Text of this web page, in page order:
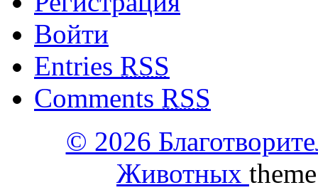
Войти
Entries RSS
Comments RSS
© 2026
Животных